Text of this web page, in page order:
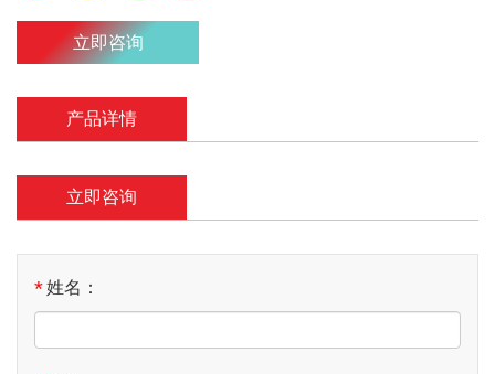
立即咨询
产品详情
立即咨询
*姓名：